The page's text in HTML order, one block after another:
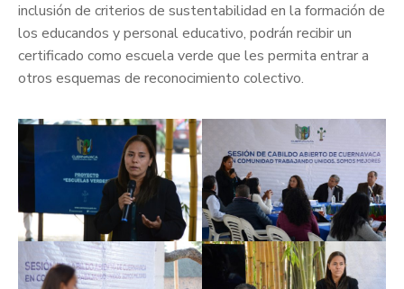
inclusión de criterios de sustentabilidad en la formación de
los educandos y personal educativo, podrán recibir un
certificado como escuela verde que les permita entrar a
otros esquemas de reconocimiento colectivo.